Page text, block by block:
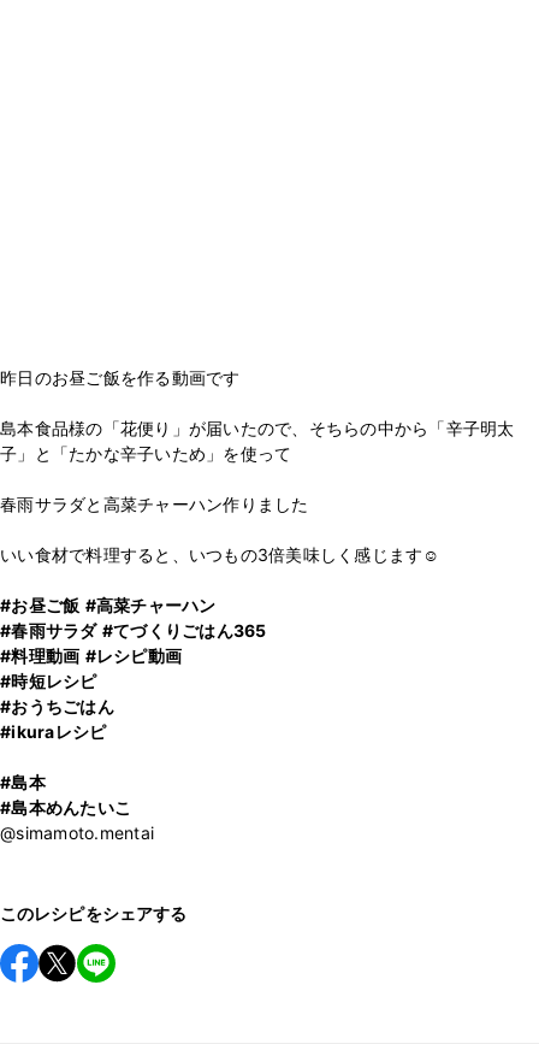
昨日のお昼ご飯を作る動画です
島本食品様の「花便り」が届いたので、そちらの中から「辛子明太
子」と「たかな辛子いため」を使って
春雨サラダと高菜チャーハン作りました
いい食材で料理すると、いつもの3倍美味しく感じます☺️
#お昼ご飯 #高菜チャーハン
#春雨サラダ #てづくりごはん365
#料理動画 #レシピ動画
#時短レシピ
#おうちごはん
#ikuraレシピ
#島本
#島本めんたいこ
@simamoto.mentai
このレシピをシェアする